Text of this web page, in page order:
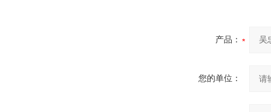
产品：
您的单位：